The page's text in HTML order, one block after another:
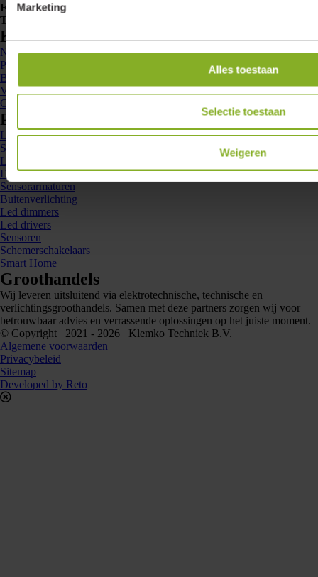
Marketing
Alles toestaan
Selectie toestaan
Weigeren
E-mailadres info@lumiko.nl
Telefoonnummer
Kennis en inspiratie
Nieuws
Projecten
Brochures
Veelgestelde vragen
Contact
Producten
Led spots
Spanningsrails en railspots
Ledstrips en profielen
Downlights en inlegarmaturen
Sensorarmaturen
Buitenverlichting
Led dimmers
Led drivers
Sensoren
Schemerschakelaars
Smart Home
Groothandels
Wij leveren uitsluitend via elektrotechnische, technische en
verlichtingsgroothandels. Samen met deze partners zorgen wij voor
betrouwbaar advies en verrassende oplossingen op het juiste moment.
© Copyright 2021 - 2026 Klemko Techniek B.V.
Algemene voorwaarden
Privacybeleid
Sitemap
Developed by Reto